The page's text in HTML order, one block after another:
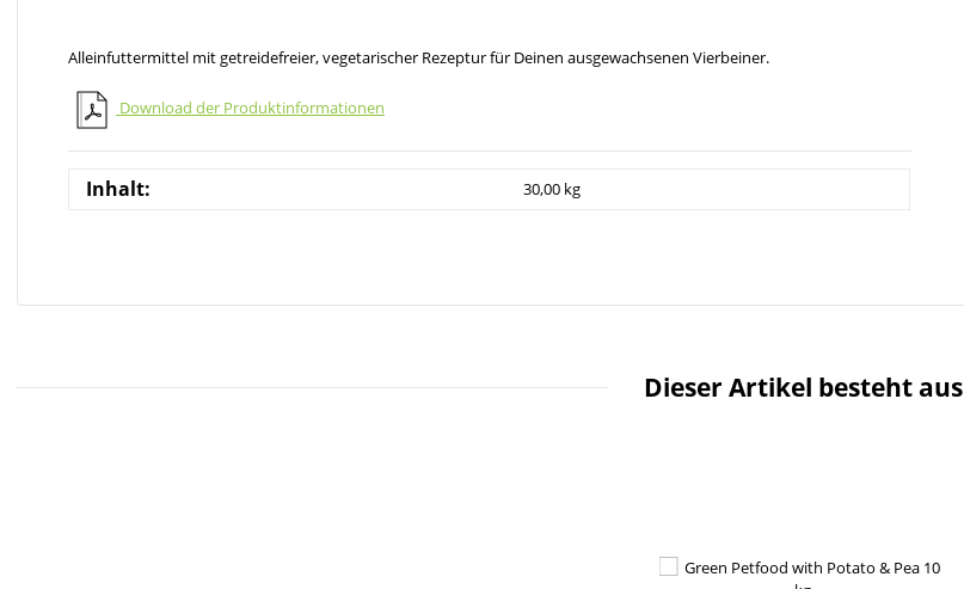
Alleinfuttermittel mit getreidefreier, vegetarischer Rezeptur für Deinen ausgewachsenen Vierbeiner.
Download der Produktinformationen
Inhalt: 30,00 kg
Dieser Artikel besteht aus